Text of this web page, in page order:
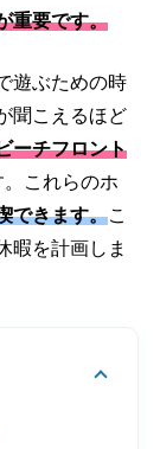
重要です。
遊ぶための時
聞こえるほど
ーチフロント
これらのホ
できます。こ
暇を計画しま